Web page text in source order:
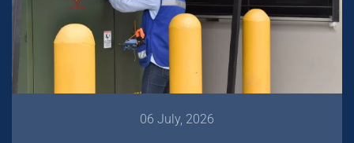
06 July, 2026